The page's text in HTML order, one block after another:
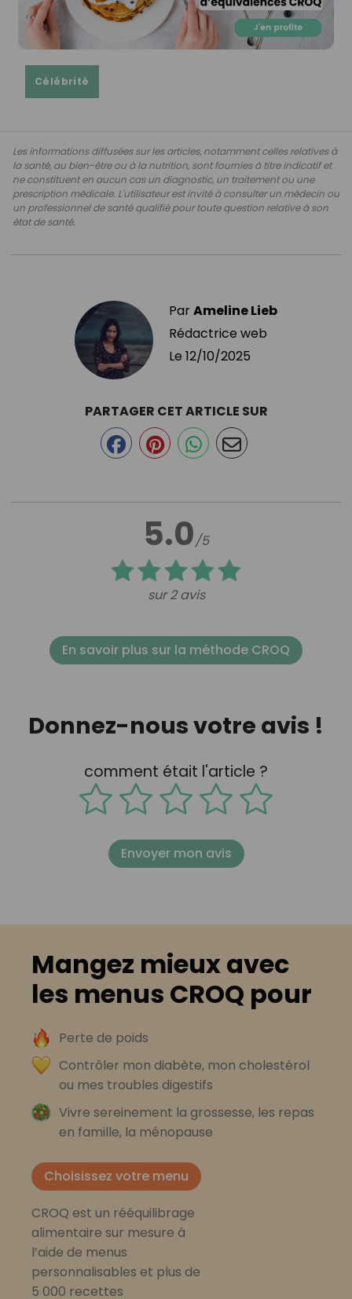
Célébrité
Les informations diffusées sur les articles, notamment celles relatives à
la santé, au bien-être ou à la nutrition, sont fournies à titre indicatif et
ne constituent en aucun cas un diagnostic, un traitement ou une
prescription médicale. L'utilisateur est invité à consulter un médecin ou
un professionnel de santé qualifié pour toute question relative à son
état de santé.
ParAmeline Lieb
Rédactrice web
Le 12/10/2025
5.0/5
sur 2 avis
PARTAGER CET ARTICLE SUR
En savoir plus sur la méthode CROQ
Donnez-nous votre avis !
comment était l'article ?
Envoyer mon avis
Mangez mieux avec
les menus CROQ pour
Perte de poids
Contrôler mon diabète, mon cholestérol
ou mes troubles digestifs
Vivre sereinement la grossesse, les repas
en famille, la ménopause
Choisissez votre menu
CROQ est un rééquilibrage
alimentaire sur mesure à
l’aide de menus
personnalisables et plus de
5 000 recettes